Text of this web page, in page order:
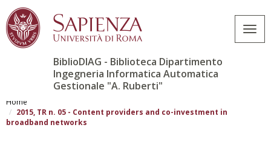
al
contenuto
principale
BiblioDIAG - Biblioteca Dipartimento
Ingegneria Informatica Automatica
Gestionale "A. Ruberti"
Home
2015, TR n. 05 - Content providers and co-investment in
broadband networks